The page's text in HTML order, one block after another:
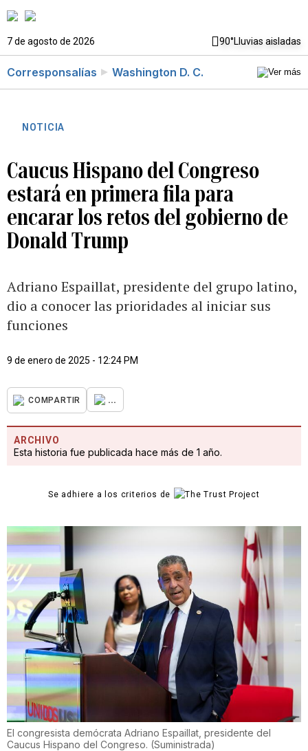
7 de agosto de 2026 90°Lluvias aisladas
Corresponsalías Washington D. C.
NOTICIA
Caucus Hispano del Congreso
estará en primera fila para
encarar los retos del gobierno de
Donald Trump
Adriano Espaillat, presidente del grupo latino,
dio a conocer las prioridades al iniciar sus
funciones
9 de enero de 2025 - 12:24 PM
COMPARTIR ...
ARCHIVO
Esta historia fue publicada hace más de 1 año.
Se adhiere a los criterios de
El congresista demócrata Adriano Espaillat, presidente del
Caucus Hispano del Congreso. (Suministrada)